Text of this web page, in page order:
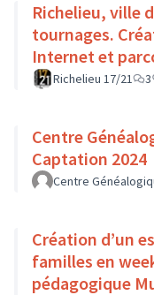
Richelieu, ville
tournages.
Internet et
Richelieu 17/21 3
Centre
Captation 2024
Centre
Création d’un
familles en
pédagogique